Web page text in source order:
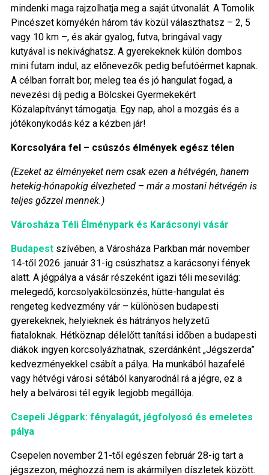
mindenki maga rajzolhatja meg a saját útvonalát. A Tomolik
Pincészet környékén három táv közül választhatsz – 2, 5
vagy 10 km –, és akár gyalog, futva, bringával vagy
kutyával is nekivághatsz. A gyerekeknek külön dombos
mini futam indul, az előnevezők pedig befutóérmet kapnak.
A célban forralt bor, meleg tea és jó hangulat fogad, a
nevezési díj pedig a Bölcskei Gyermekekért
Közalapítványt támogatja. Egy nap, ahol a mozgás és a
jótékonykodás kéz a kézben jár!
Korcsolyára fel – csúszós élmények egész télen
(Ezeket az élményeket nem csak ezen a hétvégén, hanem
hetekig-hónapokig élvezheted – már a mostani hétvégén is
teljes gőzzel mennek.)
Városháza Téli Élménypark és Karácsonyi vásár
Budapestszívében, a Városháza Parkban már november
14-től 2026. január 31-ig csúszhatsz a karácsonyi fények
alatt. A jégpálya a vásár részeként igazi téli mesevilág:
melegedő, korcsolyakölcsönzés, hütte-hangulat és
rengeteg kedvezmény vár – különösen budapesti
gyerekeknek, helyieknek és hátrányos helyzetű
fiataloknak. Hétköznap délelőtt tanítási időben a budapesti
diákok ingyen korcsolyázhatnak, szerdánként „Jégszerda”
kedvezményekkel csábít a pálya. Ha munkából hazafelé
vagy hétvégi városi sétából kanyarodnál rá a jégre, ez a
hely a belvárosi tél egyik legjobb megállója.
Csepeli Jégpark: fényalagút, jégfolyosó és emeletes
pálya
Csepelen november 21-től egészen február 28-ig tart a
jégszezon, méghozzá nem is akármilyen díszletek között.